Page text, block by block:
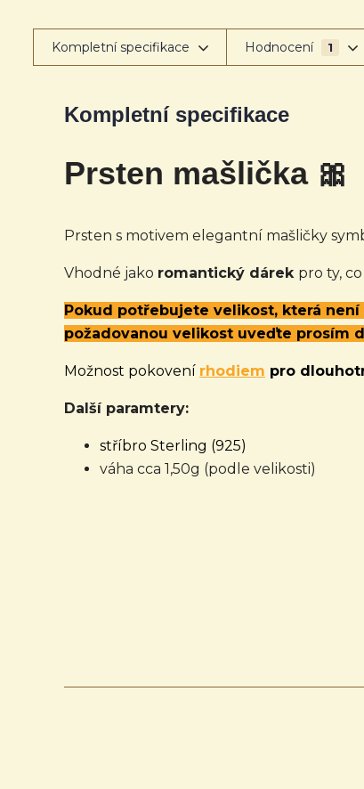
Kompletní specifikace Hodnocení 1
Kompletní specifikace
Prsten mašlička 🎀
Prsten s motivem elegantní mašličky
Vhodné jako romantický dárek pro ty,
Pokud potřebujete velikost, která
požadovanou velikost uveďte prosím
Možnost pokovení rhodiem pro
Další paramtery:
stříbro Sterling (925)
váha cca 1,50g (podle velikosti)